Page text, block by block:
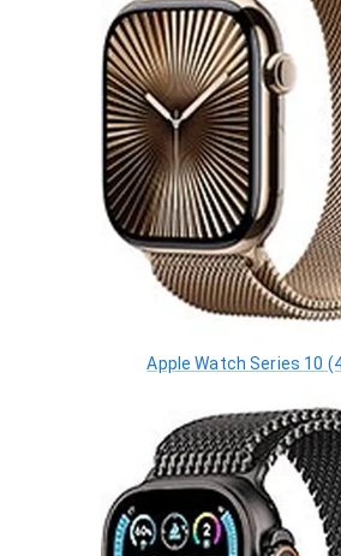
Apple Watch Series 10